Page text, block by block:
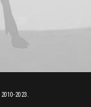
2010-2023.